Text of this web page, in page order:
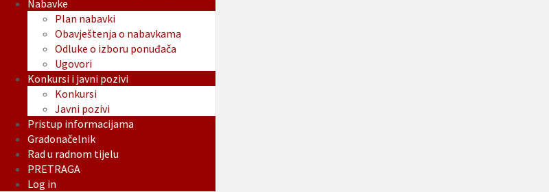
Nabavke
Plan nabavki
Obavještenja o nabavkama
Odluke o izboru ponuđača
Ugovori
Konkursi i javni pozivi
Konkursi
Javni pozivi
Pristup informacijama
Gradonačelnik
Rad u radnom tijelu
PRETRAGA
Log in